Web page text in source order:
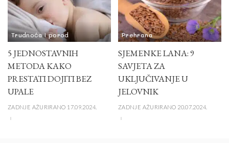
Trudnoća i porod
5 JEDNOSTAVNIH
METODA KAKO
PRESTATI DOJITI BEZ
UPALE
ZADNJE AŽURIRANO 17.09.2024.
Prehrana
SJEMENKE LANA: 9
SAVJETA ZA
UKLJUČIVANJE U
JELOVNIK
ZADNJE AŽURIRANO 20.07.2024.